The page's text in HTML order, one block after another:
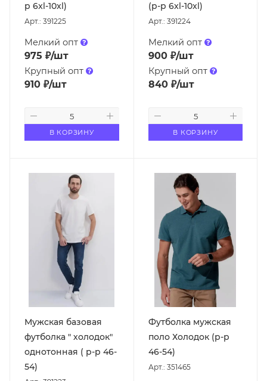
р 6xl-10xl)
Арт.: 391225
Мелкий опт
975 ₽/шт
Крупный опт
910 ₽/шт
В КОРЗИНУ
(р-р 6xl-10xl)
Арт.: 391224
Мелкий опт
900₽/шт
Крупный опт
840₽/шт
В КОРЗИНУ
Мужская базовая
футболка " холодок"
однотонная ( р-р 46-
54)
Футболка мужская
поло Холодок (р-р
46-54)
Арт.: 351465